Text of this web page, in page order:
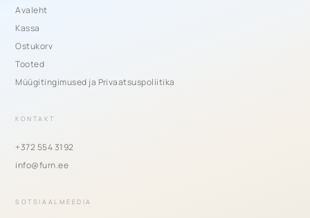
Avaleht
Kassa
Ostukorv
Tooted
Müügitingimused ja Privaatsuspoliitika
KONTAKT
+372 554 3192
info@furn.ee
SOTSIAALMEEDIA